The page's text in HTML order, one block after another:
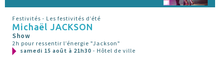
Festivités - Les festivités d’été
Michaël JACKSON
Show
2h pour ressentir l’énergie "Jackson"
samedi 15 août à 21h30 - Hôtel de ville